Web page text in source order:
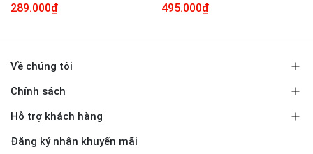
289.000₫
495.000₫
Về chúng tôi
Chính sách
Hỗ trợ khách hàng
Đăng ký nhận khuyến mãi